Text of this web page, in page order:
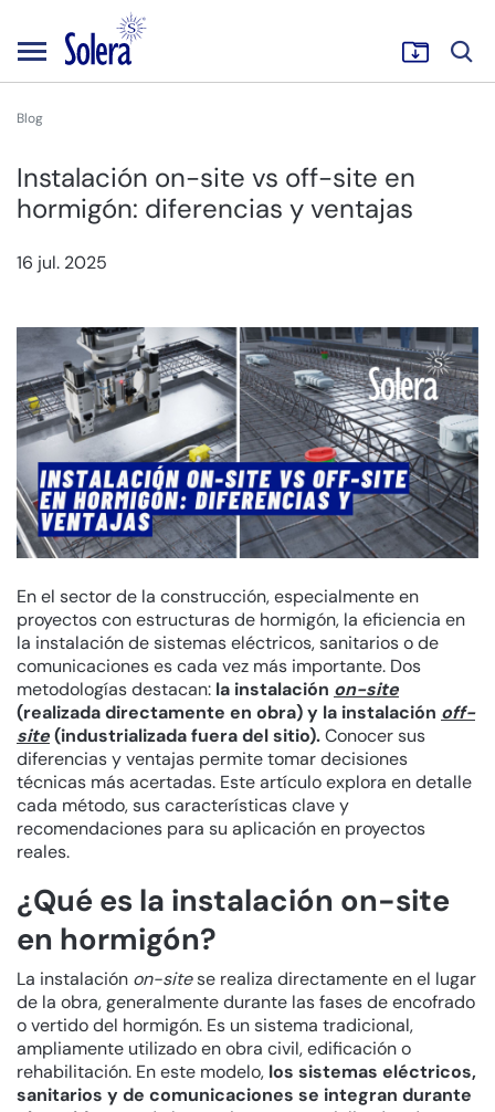
Blog
Instalación on-site vs off-site en
hormigón: diferencias y ventajas
16 jul. 2025
En el sector de la construcción, especialmente en
proyectos con estructuras de hormigón, la eficiencia en
la instalación de sistemas eléctricos, sanitarios o de
comunicaciones es cada vez más importante. Dos
metodologías destacan: la instalación on-site
(realizada directamente en obra) y la instalación off-
site(industrializada fuera del sitio).Conocer sus
diferencias y ventajas permite tomar decisiones
técnicas más acertadas. Este artículo explora en detalle
cada método, sus características clave y
recomendaciones para su aplicación en proyectos
reales.
¿Qué es la instalación on-site
en hormigón?
La instalación on-sitese realiza directamente en el lugar
de la obra, generalmente durante las fases de encofrado
o vertido del hormigón. Es un sistema tradicional,
ampliamente utilizado en obra civil, edificación o
rehabilitación. En este modelo, los sistemas eléctricos,
sanitarios y de comunicaciones se integran durante